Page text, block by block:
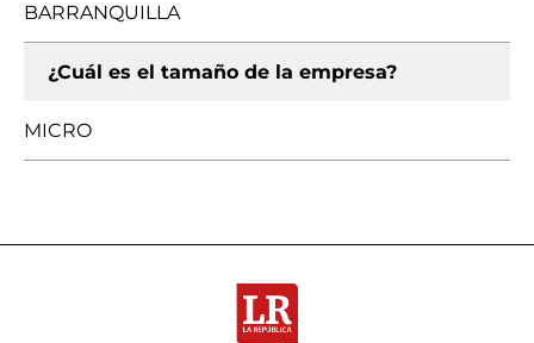
BARRANQUILLA
¿Cuál es el tamaño de la empresa?
MICRO